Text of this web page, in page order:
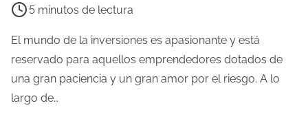
d
e
m
p
o
d
5 minutos de lectura
El mundo de la inversiones es apasionante y está
reservado para aquellos emprendedores dotados de
una gran paciencia y un gran amor por el riesgo. A lo
largo de…